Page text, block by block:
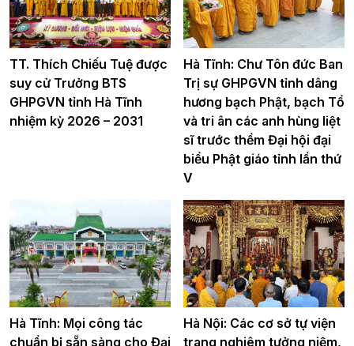
TT. Thích Chiếu Tuệ được
suy cử Trưởng BTS
GHPGVN tỉnh Hà Tĩnh
nhiệm kỳ 2026 – 2031
Hà Tĩnh: Chư Tôn đức Ban
Trị sự GHPGVN tỉnh dâng
hương bạch Phật, bạch Tổ
và tri ân các anh hùng liệt
sĩ trước thềm Đại hội đại
biểu Phật giáo tỉnh lần thứ
V
Hà Tĩnh: Mọi công tác
chuẩn bị sẵn sàng cho Đại
Hà Nội: Các cơ sở tự viện
trang nghiêm tưởng niệm,